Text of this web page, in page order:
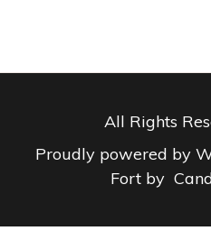
All Rights
Proudly powered by
Fort by